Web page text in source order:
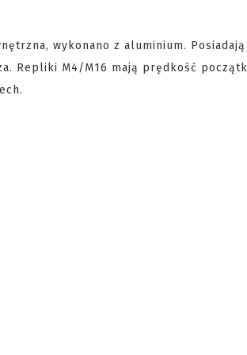
wykonano z aluminium.
Repliki M4/M16 mają prędkość